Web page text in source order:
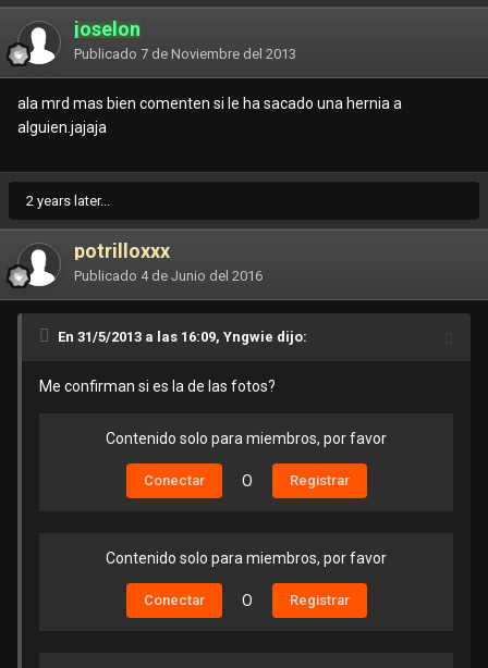
joselon
Publicado 7 de Noviembre del 2013
ala mrd mas bien comenten si le ha sacado una hernia a
alguien.jajaja
2 years later...
potrilloxxx
Publicado 4 de Junio del 2016
En 31/5/2013 a las 16:09, Yngwie dijo:
Me confirman si es la de las fotos?
Contenido solo para miembros, por favor
Conectar O Registrar
Contenido solo para miembros, por favor
Conectar O Registrar